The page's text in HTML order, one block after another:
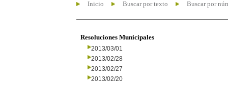
Inicio Buscar por texto Buscar por
Resoluciones Municipales
2013/03/01
2013/02/28
2013/02/27
2013/02/20